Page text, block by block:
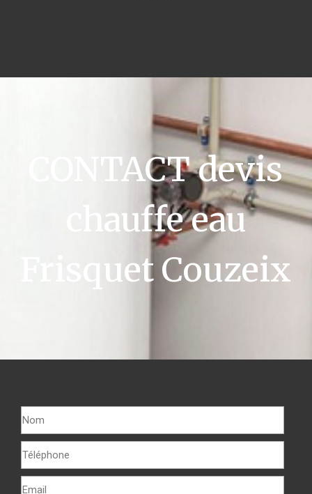
CONTACT devis
chauffe eau
Frisquet Couzeix